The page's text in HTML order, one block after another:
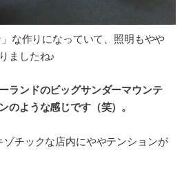
な作りになっていて、照明もやや
ましたね♪
ランドのビッグサンダーマウンテ
のような感じです（笑）。
チックな店内にややテンションが